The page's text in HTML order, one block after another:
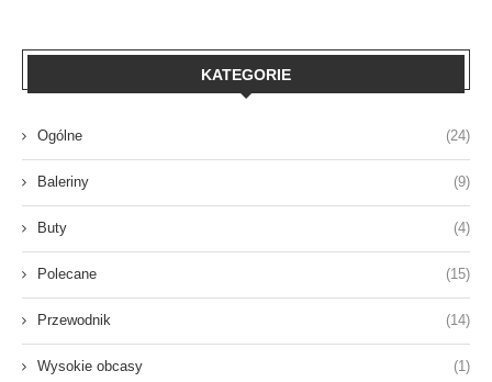
KATEGORIE
Ogólne (24)
Baleriny (9)
Buty (4)
Polecane (15)
Przewodnik (14)
Wysokie obcasy (1)